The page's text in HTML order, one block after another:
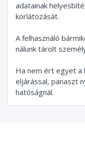
adatainak
korlátozását.
A felhasználó
nálunk tárolt
Ha nem ért egyet a
eljárással, panaszt
hatóságnál.